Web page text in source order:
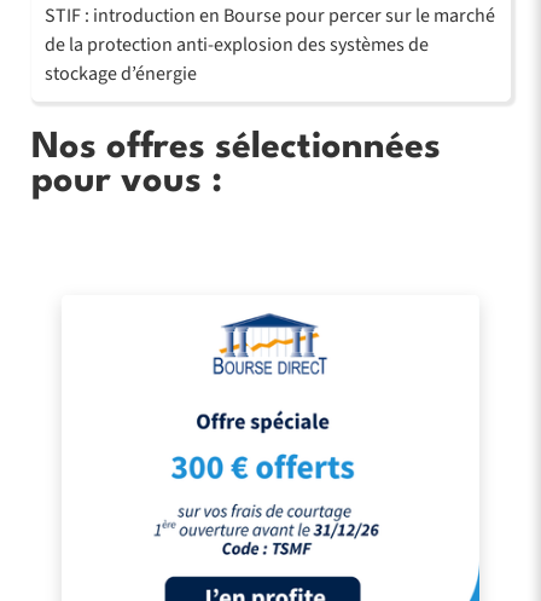
STIF : introduction en Bourse pour percer sur le marché
de la protection anti-explosion des systèmes de
stockage d’énergie
Nos offres sélectionnées
pour vous :